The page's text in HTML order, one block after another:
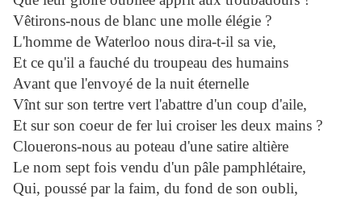
Vêtirons-nous de blanc une molle élégie ?
L'homme de Waterloo nous dira-t-il sa vie,
Et ce qu'il a fauché du troupeau des humains
Avant que l'envoyé de la nuit éternelle
Vînt sur son tertre vert l'abattre d'un coup d'aile,
Et sur son coeur de fer lui croiser les deux mains ?
Clouerons-nous au poteau d'une satire altière
Le nom sept fois vendu d'un pâle pamphlétaire,
Qui, poussé par la faim, du fond de son oubli,